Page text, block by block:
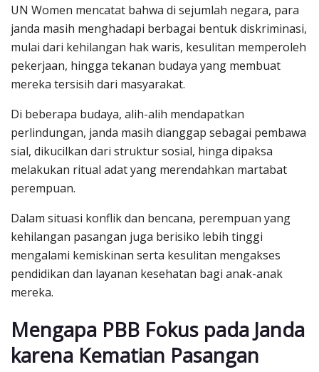
UN Women mencatat bahwa di sejumlah negara, para
janda masih menghadapi berbagai bentuk diskriminasi,
mulai dari kehilangan hak waris, kesulitan memperoleh
pekerjaan, hingga tekanan budaya yang membuat
mereka tersisih dari masyarakat.
Di beberapa budaya, alih-alih mendapatkan
perlindungan, janda masih dianggap sebagai pembawa
sial, dikucilkan dari struktur sosial, hinga dipaksa
melakukan ritual adat yang merendahkan martabat
perempuan.
Dalam situasi konflik dan bencana, perempuan yang
kehilangan pasangan juga berisiko lebih tinggi
mengalami kemiskinan serta kesulitan mengakses
pendidikan dan layanan kesehatan bagi anak-anak
mereka.
Mengapa PBB Fokus pada Janda
karena Kematian Pasangan